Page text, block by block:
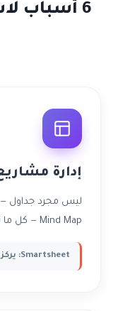
إدارة
Mind Map — كل ما تحتاجه.
Smartsheet: يركز على الجداول